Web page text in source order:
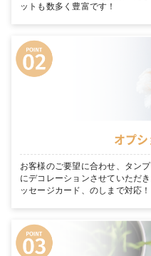
ットも数多く豊富です！
オプ
お客様のご要望に合わせ、タン
にデコレーションさせていただ
ッセージカード、のしまで対応！